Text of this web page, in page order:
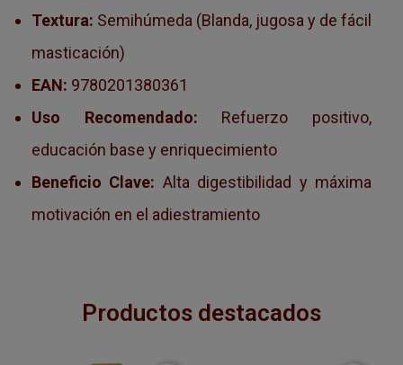
Textura: Semihúmeda (Blanda, jugosa y de fácil
masticación)
EAN: 9780201380361
Uso Recomendado: Refuerzo positivo,
educación base y enriquecimiento
Beneficio Clave: Alta digestibilidad y máxima
motivación en el adiestramiento
Productos destacados